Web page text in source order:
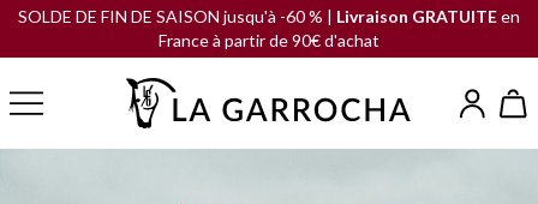
SOLDE DE FIN DE SAISON jusqu'à -60 % | Livraison GRATUITEen
France à partir de 90€ d'achat